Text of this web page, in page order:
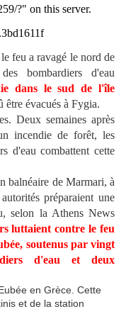
feu a ravagé le nord de
bombardiers d'eau
dans le sud de l'île
être évacués à Fygia.
Deux semaines après
incendie de forêt, les
d'eau combattent cette
balnéaire de Marmari, à
préparaient une
selon la Athens News
luttaient contre le feu
soutenus par vingt
d'eau et deux
en Grèce. Cette
et de la station